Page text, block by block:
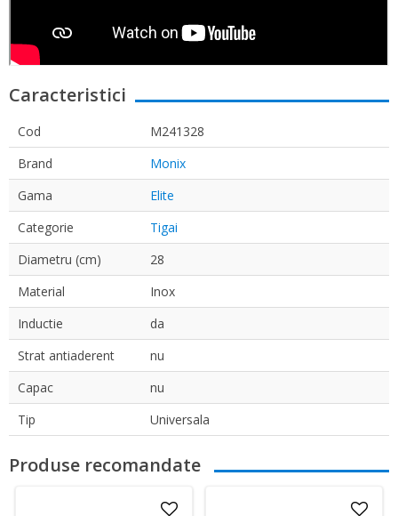
Caracteristici
Cod
M241328
Brand
Monix
Gama
Elite
Categorie
Tigai
Diametru (cm)
28
Material
Inox
Inductie
da
Strat antiaderent
nu
Capac
nu
Tip
Universala
Produse recomandate